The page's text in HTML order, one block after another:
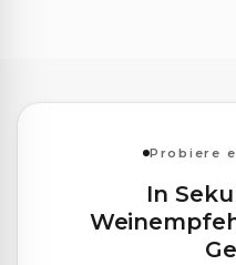
Probiere
In